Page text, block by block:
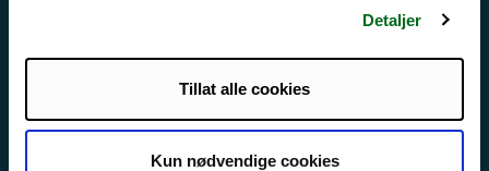
Detaljer
Tillat alle cookies
Kun nødvendige cookies
Informasjonskapsler
Tilgjengelighetserklæring